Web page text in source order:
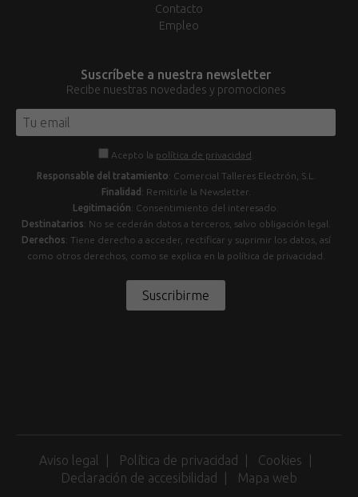
Contacto
Empleo
Suscríbete a nuestra newsletter
Recibe nuestras novedades y promociones
Acepto la política de privacidad
Responsable del tratamiento: Comercial Talleres Electrón, S.L.
Finalidad : Remitirle la Newsletter.
Legitimación: Consentimiento del interesado.
Destinatarios: No se cederán datos a terceros, salvo obligación legal.
Derechos: Tiene derecho a acceder, rectificar y suprimir los datos, así
como otros derechos, como se explica en la política de privacidad.
Suscribirme
Aviso legal Política de privacidad
Cookies
Declaración de accesibilidad
Mapa web